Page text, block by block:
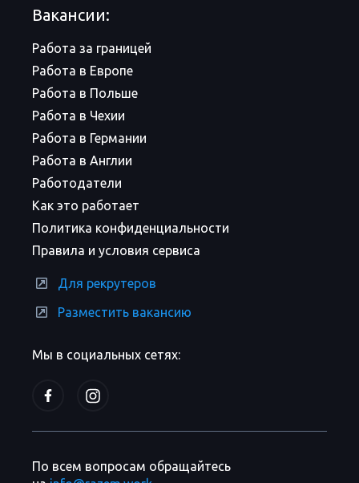
Мы в социальных сетях:
Вакансии:
Работа за границей
Работа в Европе
Работа в Польше
Работа в Чехии
Работа в Германии
Работа в Англии
Работодатели
Как это работает
Политика конфиденциальности
Правила и условия сервиса
Для рекрутеров
Разместить вакансию
По всем вопросам обращайтесь